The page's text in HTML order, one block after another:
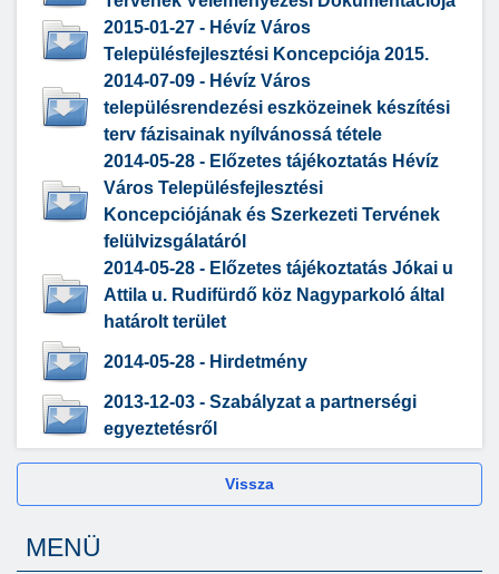
2015-01-27 - Hévíz Város
Településfejlesztési Koncepciója 2015.
2014-07-09 - Hévíz Város
településrendezési eszközeinek készítési
terv fázisainak nyílvánossá tétele
2014-05-28 - Előzetes tájékoztatás Hévíz
Város Településfejlesztési
Koncepciójának és Szerkezeti Tervének
felülvizsgálatáról
2014-05-28 - Előzetes tájékoztatás Jókai u
Attila u. Rudifürdő köz Nagyparkoló által
határolt terület
2014-05-28 - Hirdetmény
2013-12-03 - Szabályzat a partnerségi
egyeztetésről
Vissza
MENÜ